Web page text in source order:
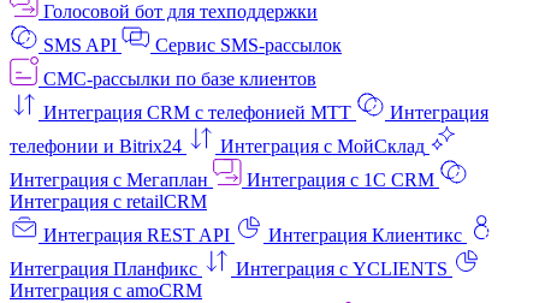
Голосовой бот для техподдержки
SMS API
Сервис SMS-рассылок
СМС-рассылки по базе клиентов
Интеграция CRM с телефонией МТТ
Интеграция
телефонии и Bitrix24
Интеграция с МойСклад
Интеграция с Мегаплан
Интеграция с 1C CRM
Интеграция с retailCRM
Интеграция REST API
Интеграция Клиентикс
Интеграция Планфикс
Интеграция с YCLIENTS
Интеграция с amoCRM